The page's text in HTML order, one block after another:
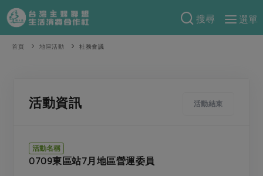
搜尋
選單
產品分類
芽苗類
奶蛋豆・五穀
食材
麵食
肉食
特別企畫
把最好的台灣味帶回家！
觀點文章
關於合作社
首頁 地區活動 社務會議
活動結束
活動資訊
活動名稱
0709東區站7月地區營運委員